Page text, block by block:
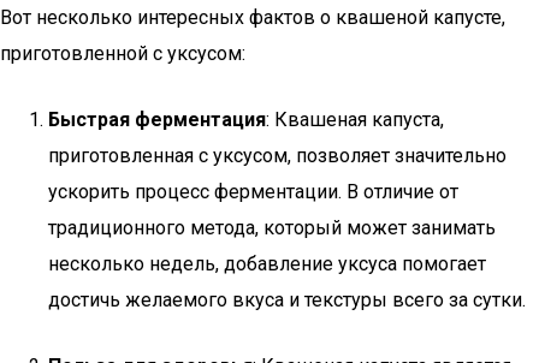
Вот несколько интересных фактов о квашеной капусте,
приготовленной с уксусом:
Быстрая ферментация: Квашеная капуста,
приготовленная с уксусом, позволяет значительно
ускорить процесс ферментации. В отличие от
традиционного метода, который может занимать
несколько недель, добавление уксуса помогает
достичь желаемого вкуса и текстуры всего за сутки.